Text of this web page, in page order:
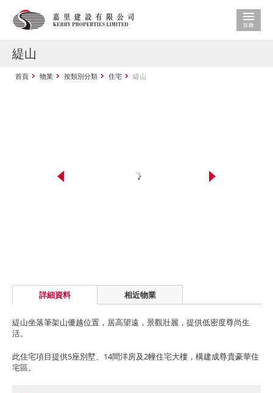
緹山
首頁 物業 按類別分類 住宅 緹山
詳細資料 相近物業
緹山坐落筆架山優越位置，居高望遠，景觀壯麗，提供低密度尊尚生
活。
此住宅項目提供5座別墅、14間洋房及2幢住宅大樓，構建成尊貴豪華住
宅區。